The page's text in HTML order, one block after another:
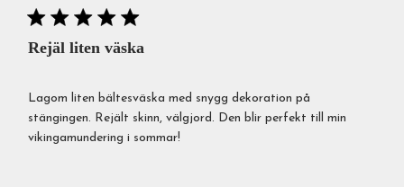
Rejäl liten väska
Lagom liten bältesväska med snygg dekoration på
stängingen. Rejält skinn, välgjord. Den blir perfekt till min
vikingamundering i sommar!